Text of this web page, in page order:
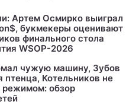
Артем Осмирко выиграл
букмекеры оценивают
финального стола
WSOP-2026
чужую машину, Зубов
птенца, Котельников не
режимом: обзор